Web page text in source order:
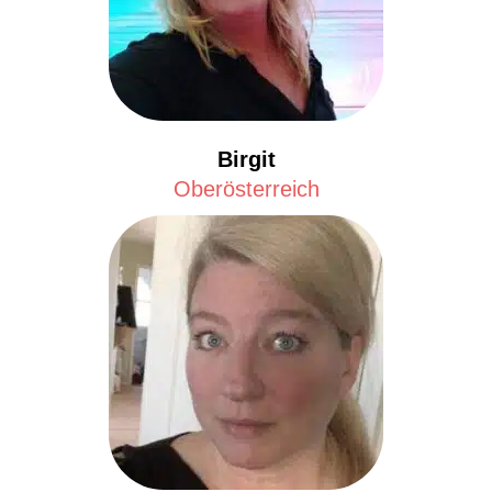
Birgit
Oberösterreich